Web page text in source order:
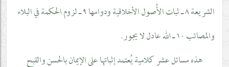
الشريعة ٨ ـ ثبات الأُصول الأخلاقية ودوامها ٩ ـ لزوم الحكمة في البلاء
والمصائب ١٠ ـ الله عادل لا يجور.
هذه مسائل عشر كلامية يُعتمد إثباتها على الإيمان بالحسن والقبح